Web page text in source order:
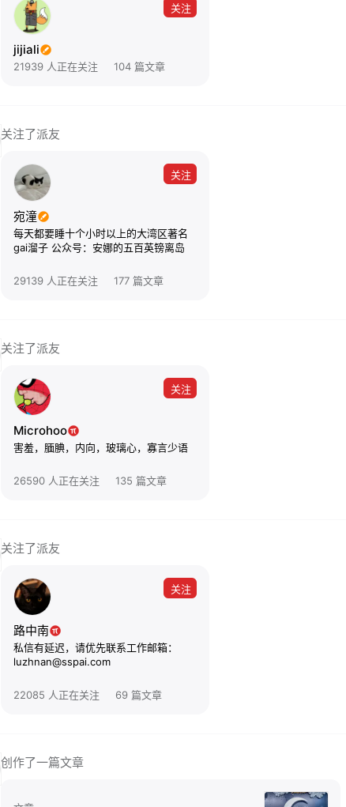
关注
jijiali
21939 人正在关注 104 篇文章
关注了派友
关注
宛潼
每天都要睡十个小时以上的大湾区著名
gai溜子 公众号：安娜的五百英镑离岛
29139 人正在关注 177 篇文章
关注了派友
关注
Microhoo
害羞，腼腆，内向，玻璃心，寡言少语
26590 人正在关注 135 篇文章
关注了派友
关注
路中南
私信有延迟，请优先联系工作邮箱：
luzhnan@sspai.com
22085 人正在关注 69 篇文章
创作了一篇文章